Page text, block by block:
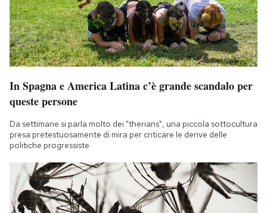
In Spagna e America Latina c’è grande scandalo per
queste persone
Da settimane si parla molto dei "therians", una piccola sottocultura
presa pretestuosamente di mira per criticare le derive delle
politiche progressiste